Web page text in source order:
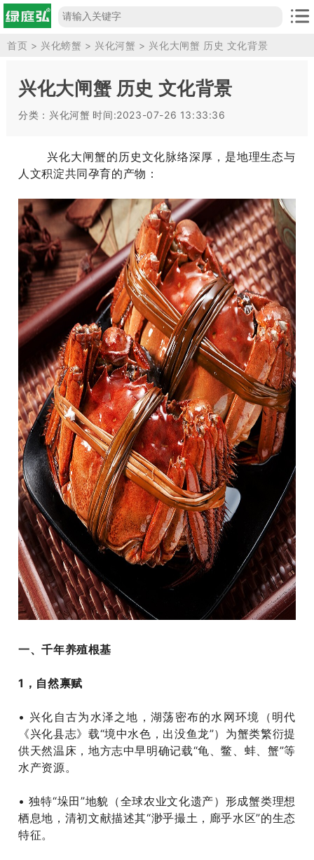
首页 > 兴化螃蟹 > 兴化河蟹 > 兴化大闸蟹 历史 文化背景
兴化大闸蟹 历史 文化背景
分类：兴化河蟹 时间:2023-07-26 13:33:36
兴化大闸蟹的历史文化脉络深厚，是地理生态与
人文积淀共同孕育的产物：
一、千年养殖根基
1‌，自然禀赋‌
• 兴化自古为水泽之地，湖荡密布的水网环境（明代
《兴化县志》载“境中水色，出没鱼龙”）为蟹类繁衍提
供天然温床，地方志中早明确记载“龟、鳖、蚌、蟹”等
水产资源‌。
• 独特“垛田”地貌（全球农业文化遗产）形成蟹类理想
栖息地，清初文献描述其“渺乎撮土，廊乎水区”的生态
特征‌。